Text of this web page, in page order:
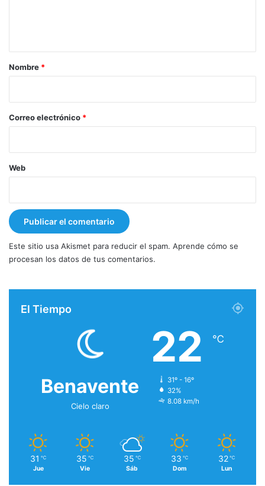
r
*
Nombre *
Correo electrónico *
Web
Este sitio usa Akismet para reducir el spam. Aprende cómo se
procesan los datos de tus comentarios.
El Tiempo
Benavente
Cielo claro
22 ℃
31º - 16º
32%
8.08 km/h
31 ℃
Jue
35 ℃
Vie
35 ℃
Sáb
33 ℃
Dom
32 ℃
Lun